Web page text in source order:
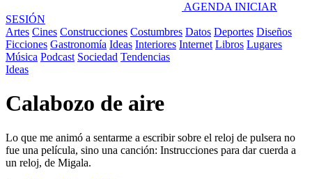
AGENDA INICIAR
SESIÓN
Artes Cines Construcciones Costumbres Datos Deportes Diseños
Ficciones Gastronomía Ideas Interiores Internet Libros Lugares
Música Podcast Sociedad Tendencias
Ideas
Calabozo de aire
Lo que me animó a sentarme a escribir sobre el reloj de pulsera no
fue una película, sino una canción: Instrucciones para dar cuerda a
un reloj, de Migala.